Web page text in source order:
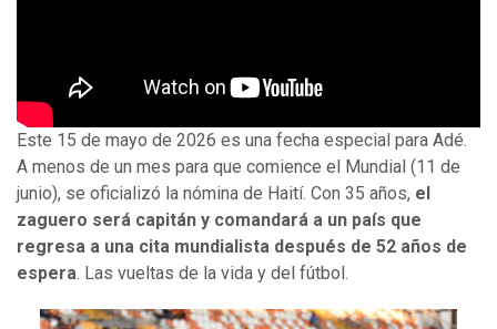
Este 15 de mayo de 2026 es una fecha especial para Adé.
A menos de un mes para que comience el Mundial (11 de
junio), se oficializó la nómina de Haití. Con 35 años, el
zaguero será capitán y comandará a un país que
regresa a una cita mundialista después de 52 años de
espera. Las vueltas de la vida y del fútbol.